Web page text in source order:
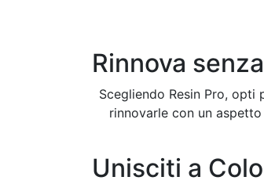
Rinnova
Scegliendo Resin Pro,
rinnovarle con un
Unisciti a